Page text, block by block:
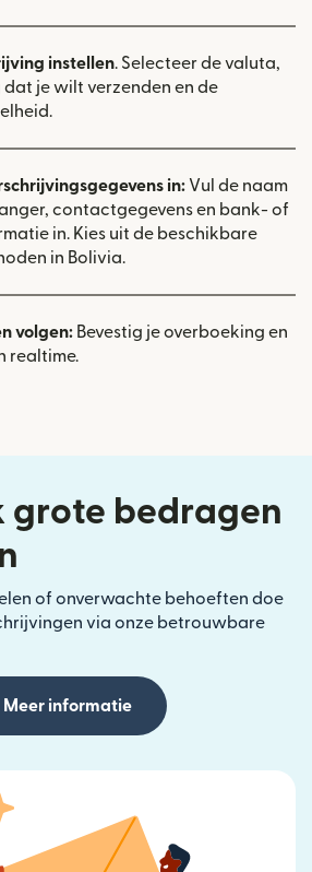
instellen. Selecteer de valuta,
je wilt verzenden en de
in: Vul de naam
contactgegevens en bank- of
in. Kies uit de beschikbare
in Bolivia.
volgen: Bevestig je overboeking en
realtime.
grote bedragen
of onverwachte behoeften doe
via onze betrouwbare
Meer informatie